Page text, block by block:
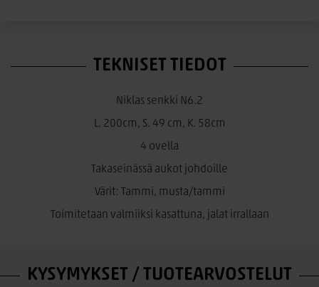
TEKNISET TIEDOT
Niklas senkki N6.2
L. 200cm, S. 49 cm, K. 58cm
4 ovella
Takaseinässä aukot johdoille
Värit: Tammi, musta/tammi
Toimitetaan valmiiksi kasattuna, jalat irrallaan
KYSYMYKSET / TUOTEARVOSTELUT